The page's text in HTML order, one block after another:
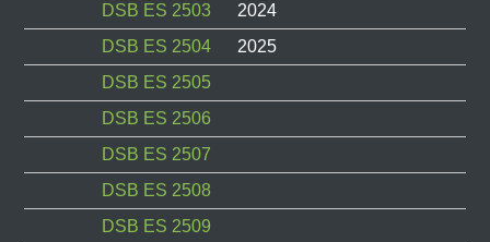
DSB ES 2503
2024
DSB ES 2504
2025
DSB ES 2505
DSB ES 2506
DSB ES 2507
DSB ES 2508
DSB ES 2509